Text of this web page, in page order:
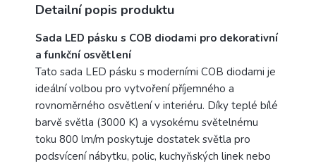
Detailní popis produktu
Sada LED pásku s COB diodami pro dekorativní
a funkční osvětlení
Tato sada LED pásku s moderními COB diodami je
ideální volbou pro vytvoření příjemného a
rovnoměrného osvětlení v interiéru. Díky teplé bílé
barvě světla (3000 K) a vysokému světelnému
toku 800 lm/m poskytuje dostatek světla pro
podsvícení nábytku, polic, kuchyňských linek nebo